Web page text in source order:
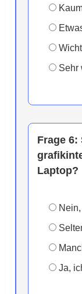
Sehr
Frage 6:
Laptop?
Ja,